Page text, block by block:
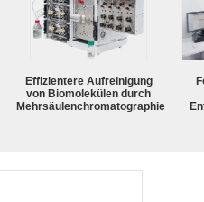
Effizientere Aufreinigung
von Biomolekülen durch
Mehrsäulenchromatographie